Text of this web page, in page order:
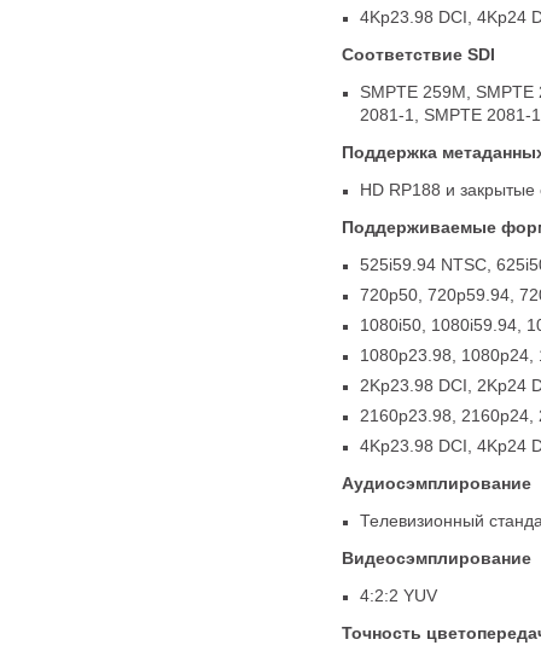
4Kp23.98 DCI 4Kp24
Соответствие SDI
SMPTE 259M
SMPTE
2081‑1
SMPTE
Поддержка
HD RP188 и
Поддерживаемые
525i59.94 NTSC
720p50 720p59.94
1080i50 1080i59.94
1080p23.98
1080p24
2Kp23.98 DCI
2Kp24
2160p23.98
2160p24
4Kp23.98 DCI 4Kp24
Аудиосэмплирование
Телевизионный
Видеосэмплирование
4:2:2 YUV
Точность